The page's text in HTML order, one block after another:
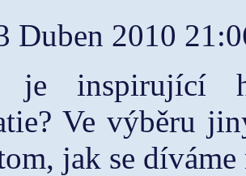
Duben 2010
inspirující
Ve výběru
jak se